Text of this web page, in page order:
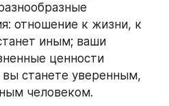
отношение к жизни, к
иным; ваши
ценности
станете уверенным,
человеком.